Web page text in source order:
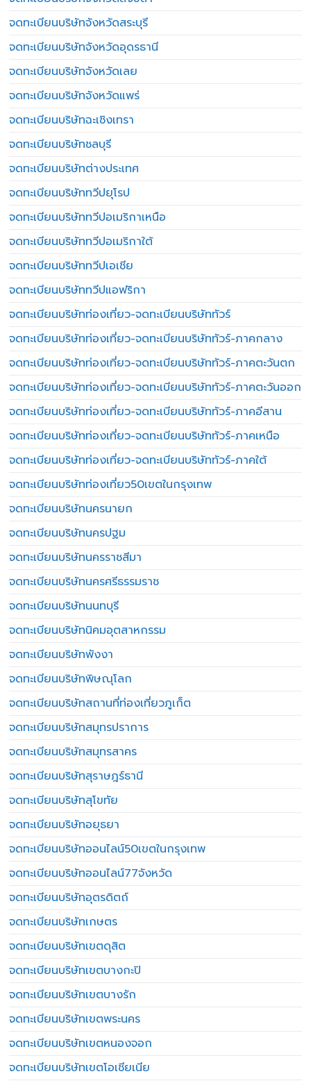
จดทะเบียนบริษัทจังหวัดสระบุรี
จดทะเบียนบริษัทจังหวัดอุดรธานี
จดทะเบียนบริษัทจังหวัดเลย
จดทะเบียนบริษัทจังหวัดแพร่
จดทะเบียนบริษัทฉะเชิงเทรา
จดทะเบียนบริษัทชลบุรี
จดทะเบียนบริษัทต่างประเทศ
จดทะเบียนบริษัททวีปยุโรป
จดทะเบียนบริษัททวีปอเมริกาเหนือ
จดทะเบียนบริษัททวีปอเมริกาใต้
จดทะเบียนบริษัททวีปเอเชีย
จดทะเบียนบริษัททวีปแอฟริกา
จดทะเบียนบริษัทท่องเที่ยว-จดทะเบียนบริษัททัวร์
จดทะเบียนบริษัทท่องเที่ยว-จดทะเบียนบริษัททัวร์-ภาคกลาง
จดทะเบียนบริษัทท่องเที่ยว-จดทะเบียนบริษัททัวร์-ภาคตะวันตก
จดทะเบียนบริษัทท่องเที่ยว-จดทะเบียนบริษัททัวร์-ภาคตะวันออก
จดทะเบียนบริษัทท่องเที่ยว-จดทะเบียนบริษัททัวร์-ภาคอีสาน
จดทะเบียนบริษัทท่องเที่ยว-จดทะเบียนบริษัททัวร์-ภาคเหนือ
จดทะเบียนบริษัทท่องเที่ยว-จดทะเบียนบริษัททัวร์-ภาคใต้
จดทะเบียนบริษัทท่องเที่ยว50เขตในกรุงเทพ
จดทะเบียนบริษัทนครนายก
จดทะเบียนบริษัทนครปฐม
จดทะเบียนบริษัทนครราชสีมา
จดทะเบียนบริษัทนครศรีธรรมราช
จดทะเบียนบริษัทนนทบุรี
จดทะเบียนบริษัทนิคมอุตสาหกรรม
จดทะเบียนบริษัทพังงา
จดทะเบียนบริษัทพิษณุโลก
จดทะเบียนบริษัทสถานที่ท่องเที่ยวภูเก็ต
จดทะเบียนบริษัทสมุทรปราการ
จดทะเบียนบริษัทสมุทรสาคร
จดทะเบียนบริษัทสุราษฎร์ธานี
จดทะเบียนบริษัทสุโขทัย
จดทะเบียนบริษัทอยุธยา
จดทะเบียนบริษัทออนไลน์50เขตในกรุงเทพ
จดทะเบียนบริษัทออนไลน์77จังหวัด
จดทะเบียนบริษัทอุตรดิตถ์
จดทะเบียนบริษัทเกษตร
จดทะเบียนบริษัทเขตดุสิต
จดทะเบียนบริษัทเขตบางกะปิ
จดทะเบียนบริษัทเขตบางรัก
จดทะเบียนบริษัทเขตพระนคร
จดทะเบียนบริษัทเขตหนองจอก
จดทะเบียนบริษัทเขตโอเชียเนีย